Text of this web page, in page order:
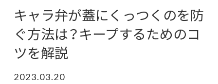
キャラ弁が蓋にくっつくのを防
ぐ方法は？キープするためのコ
ツを解説
2023.03.20